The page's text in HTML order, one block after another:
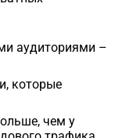
аудиториями –
которые
чем у